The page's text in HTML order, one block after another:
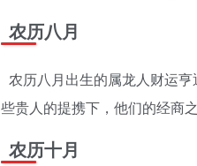
农历八月
农历八月出生的属龙人财运
些贵人的提携下，他们的经商
农历十月